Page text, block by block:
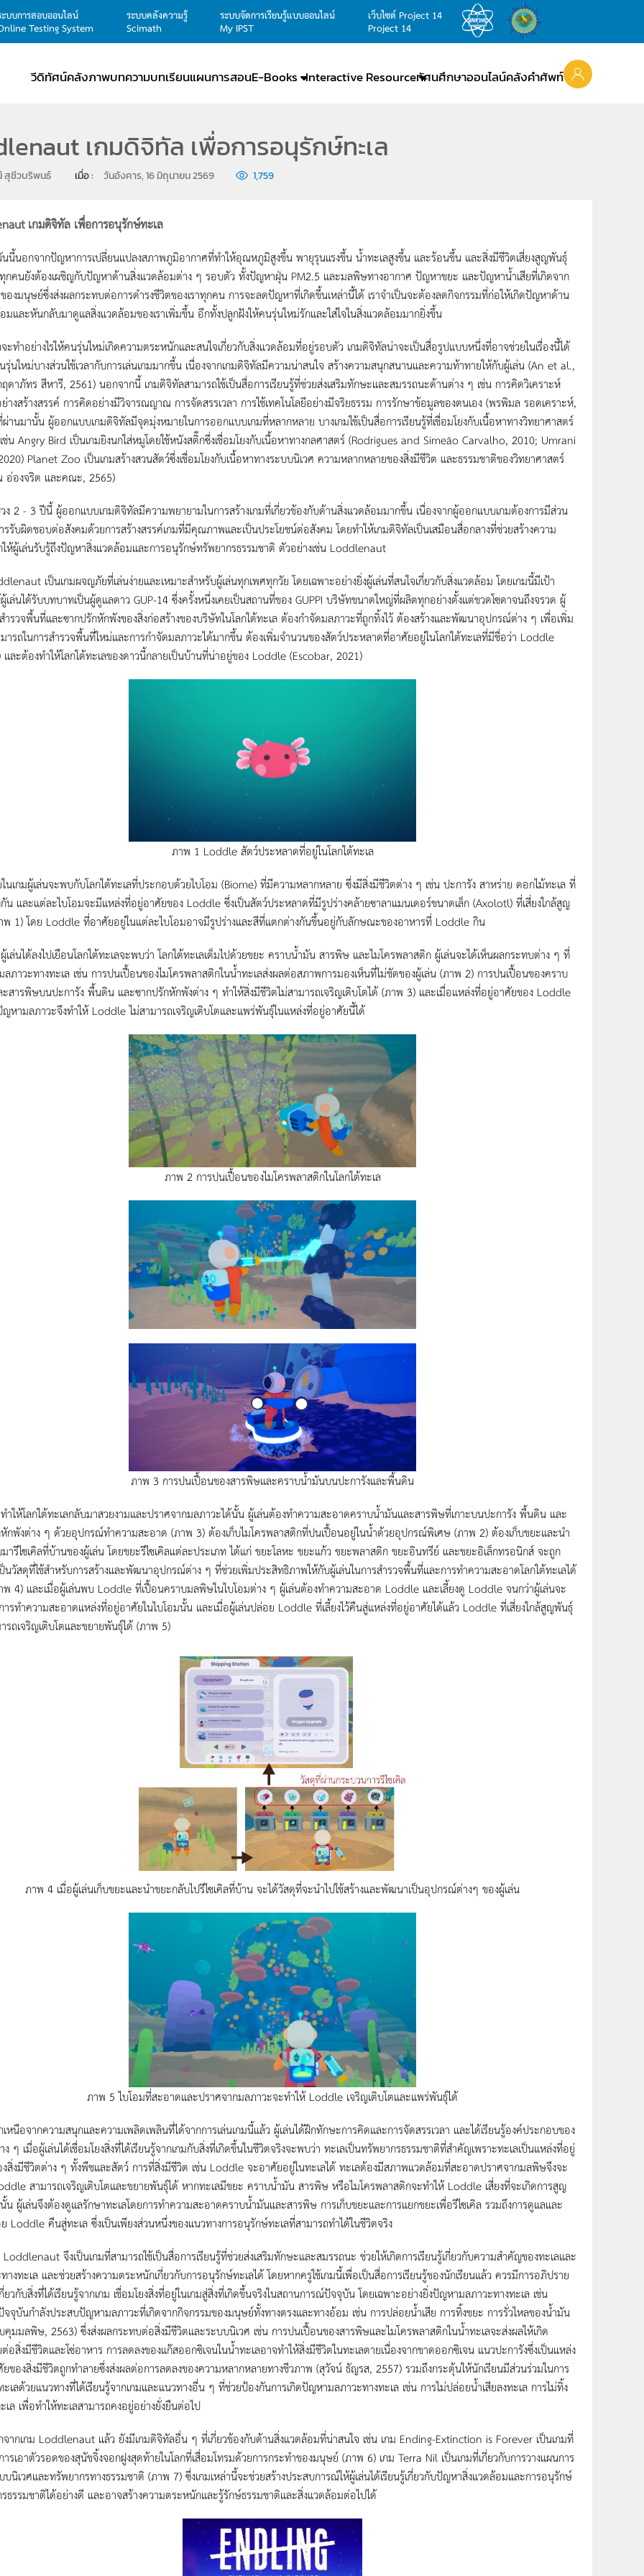
บบการสอบออนไลน์
Testing System
ระบบคลังความรู้
Scimath
ระบบจัดการเรียนรู้แบบออนไลน์
My IPST
เว็บไซต์ Project 14
Project 14
วีดิทัศน์คลังภาพบทความบทเรียนแผนการสอนE-Books Interactive Resourceทัศนศึกษาออนไลน์คลังคำศัพท์
เกมดิจิทัล เพื่อการอนุรักษ์ทะเล
สุชีวบริพนธ์ เมื่อ : วันอังคาร, 16 มิถุนายน 2569 1,759
เกมดิจิทัล เพื่อการอนุรักษ์ทะเล
นอกจากปัญหาการเปลี่ยนแปลงสภาพภูมิอากาศที่ทำให้อุณหภูมิสูงขึ้น พายุรุนแรงขึ้น น้ำทะเลสูงขึ้น และร้อนขึ้น และสิ่งมีชีวิตเสี่ยงสูญพันธุ์
กคนยังต้องเผชิญกับปัญหาด้านสิ่งแวดล้อมต่าง ๆ รอบตัว ทั้งปัญหาฝุ่น PM2.5 และมลพิษทางอากาศ ปัญหาขยะ และปัญหาน้ำเสียที่เกิดจาก
องมนุษย์ซึ่งส่งผลกระทบต่อการดำรงชีวิตของเราทุกคน การจะลดปัญหาที่เกิดขึ้นเหล่านี้ได้ เราจำเป็นจะต้องลดกิจกรรมที่ก่อให้เกิดปัญหาด้าน
มและหันกลับมาดูแลสิ่งแวดล้อมของเราเพิ่มขึ้น อีกทั้งปลูกฝังให้คนรุ่นใหม่รักและใส่ใจในสิ่งแวดล้อมมากยิ่งขึ้น
ทำอย่างไรให้คนรุ่นใหม่เกิดความตระหนักและสนใจเกี่ยวกับสิ่งแวดล้อมที่อยู่รอบตัว เกมดิจิทัลน่าจะเป็นสื่อรูปแบบหนึ่งที่อาจช่วยในเรื่องนี้ได้
รุ่นใหม่บางส่วนใช้เวลากับการเล่นเกมมากขึ้น เนื่องจากเกมดิจิทัลมีความน่าสนใจ สร้างความสนุกสนานและความท้าทายให้กับผู้เล่น (An et al.,
ดาภัทร สีหารี, 2561) นอกจากนี้ เกมดิจิทัลสามารถใช้เป็นสื่อการเรียนรู้ที่ช่วยส่งเสริมทักษะและสมรรถนะด้านต่าง ๆ เช่น การคิดวิเคราะห์
างสร้างสรรค์ การคิดอย่างมีวิจารณญาณ การจัดสรรเวลา การใช้เทคโนโลยีอย่างมีจริยธรรม การรักษาข้อมูลของตนเอง (พรพิมล รอดเคราะห์,
านมานั้น ผู้ออกแบบเกมดิจิทัลมีจุดมุ่งหมายในการออกแบบเกมที่หลากหลาย บางเกมใช้เป็นสื่อการเรียนรู้ที่เชื่อมโยงกับเนื้อหาทางวิทยาศาสตร์
ช่น Angry Bird เป็นเกมยิงนกใส่หมูโดยใช้หนังสติ๊กซึ่งเชื่อมโยงกับเนื้อหาทางกลศาสตร์ (Rodrigues and Simeão Carvalho, 2010; Umrani
Planet Zoo เป็นเกมสร้างสวนสัตว์ซึ่งเชื่อมโยงกับเนื้อหาทางระบบนิเวศ ความหลากหลายของสิ่งมีชีวิต และธรรมชาติของวิทยาศาสตร์
อ่องจริต และคณะ, 2565)
2 - 3 ปีนี้ ผู้ออกแบบเกมดิจิทัลมีความพยายามในการสร้างเกมที่เกี่ยวข้องกับด้านสิ่งแวดล้อมมากขึ้น เนื่องจากผู้ออกแบบเกมต้องการมีส่วน
รรับผิดชอบต่อสังคมด้วยการสร้างสรรค์เกมที่มีคุณภาพและเป็นประโยชน์ต่อสังคม โดยทำให้เกมดิจิทัลเป็นเสมือนสื่อกลางที่ช่วยสร้างความ
ห้ผู้เล่นรับรู้ถึงปัญหาสิ่งแวดล้อมและการอนุรักษ์ทรัพยากรธรรมชาติ ตัวอย่างเช่น Loddlenaut
เป็นเกมผจญภัยที่เล่นง่ายและเหมาะสำหรับผู้เล่นทุกเพศทุกวัย โดยเฉพาะอย่างยิ่งผู้เล่นที่สนใจเกี่ยวกับสิ่งแวดล้อม โดยเกมนี้มีเป้า
เล่นได้รับบทบาทเป็นผู้ดูแลดาว GUP-14 ซึ่งครั้งหนึ่งเคยเป็นสถานที่ของ GUPPI บริษัทขนาดใหญ่ที่ผลิตทุกอย่างตั้งแต่ขวดโซดาจนถึงจรวด ผู้
ำรวจพื้นที่และซากปรักหักพังของสิ่งก่อสร้างของบริษัทในโลกใต้ทะเล ต้องกำจัดมลภาวะที่ถูกทิ้งไว้ ต้องสร้างและพัฒนาอุปกรณ์ต่าง ๆ เพื่อเพิ่ม
ารถในการสำรวจพื้นที่ใหม่และการกำจัดมลภาวะได้มากขึ้น ต้องเพิ่มจำนวนของสัตว์ประหลาดที่อาศัยอยู่ในโลกใต้ทะเลที่มีชื่อว่า Loddle
ละต้องทำให้โลกใต้ทะเลของดาวนี้กลายเป็นบ้านที่น่าอยู่ของ Loddle (Escobar, 2021)
ภาพ 1 Loddle สัตว์ประหลาดที่อยู่ในโลกใต้ทะเล
เกมผู้เล่นจะพบกับโลกใต้ทะเลที่ประกอบด้วยไบโอม (Biome) ที่มีความหลากหลาย ซึ่งมีสิ่งมีชีวิตต่าง ๆ เช่น ปะการัง สาหร่าย ดอกไม้ทะเล ที่
น และแต่ละไบโอมจะมีแหล่งที่อยู่อาศัยของ Loddle ซึ่งเป็นสัตว์ประหลาดที่มีรูปร่างคล้ายซาลาแมนเดอร์ขนาดเล็ก (Axolotl) ที่เสี่ยงใกล้สูญ
1) โดย Loddle ที่อาศัยอยู่ในแต่ละไบโอมอาจมีรูปร่างและสีที่แตกต่างกันขึ้นอยู่กับลักษณะของอาหารที่ Loddle กิน
ล่นได้ลงไปเยือนโลกใต้ทะเลจะพบว่า โลกใต้ทะเลเต็มไปด้วยขยะ คราบน้ำมัน สารพิษ และไมโครพลาสติก ผู้เล่นจะได้เห็นผลกระทบต่าง ๆ ที่
ลภาวะทางทะเล เช่น การปนเปื้อนของไมโครพลาสติกในน้ำทะเลส่งผลต่อสภาพการมองเห็นที่ไม่ชัดของผู้เล่น (ภาพ 2) การปนเปื้อนของคราบ
สารพิษบนปะการัง พื้นดิน และซากปรักหักพังต่าง ๆ ทำให้สิ่งมีชีวิตไม่สามารถเจริญเติบโตได้ (ภาพ 3) และเมื่อแหล่งที่อยู่อาศัยของ Loddle
หามลภาวะจึงทำให้ Loddle ไม่สามารถเจริญเติบโตและแพร่พันธุ์ในแหล่งที่อยู่อาศัยนี้ได้
ภาพ 2 การปนเปื้อนของไมโครพลาสติกในโลกใต้ทะเล
ภาพ 3 การปนเปื้อนของสารพิษและคราบน้ำมันบนปะการังและพื้นดิน
ให้โลกใต้ทะเลกลับมาสวยงามและปราศจากมลภาวะได้นั้น ผู้เล่นต้องทำความสะอาดคราบน้ำมันและสารพิษที่เกาะบนปะการัง พื้นดิน และ
กพังต่าง ๆ ด้วยอุปกรณ์ทำความสะอาด (ภาพ 3) ต้องเก็บไมโครพลาสติกที่ปนเปื้อนอยู่ในน้ำด้วยอุปกรณ์พิเศษ (ภาพ 2) ต้องเก็บขยะและนำ
ารีไซเคิลที่บ้านของผู้เล่น โดยขยะรีไซเคิลแต่ละประเภท ได้แก่ ขยะโลหะ ขยะแก้ว ขยะพลาสติก ขยะอินทรีย์ และขยะอิเล็กทรอนิกส์ จะถูก
นวัสดุที่ใช้สำหรับการสร้างและพัฒนาอุปกรณ์ต่าง ๆ ที่ช่วยเพิ่มประสิทธิภาพให้กับผู้เล่นในการสำรวจพื้นที่และการทำความสะอาดโลกใต้ทะเลได้
4) และเมื่อผู้เล่นพบ Loddle ที่เปื้อนคราบมลพิษในไบโอมต่าง ๆ ผู้เล่นต้องทำความสะอาด Loddle และเลี้ยงดู Loddle จนกว่าผู้เล่นจะ
ารทำความสะอาดแหล่งที่อยู่อาศัยในไบโอมนั้น และเมื่อผู้เล่นปล่อย Loddle ที่เลี้ยงไว้คืนสู่แหล่งที่อยู่อาศัยได้แล้ว Loddle ที่เสี่ยงใกล้สูญพันธุ์
รถเจริญเติบโตและขยายพันธุ์ได้ (ภาพ 5)
ภาพ 4 เมื่อผู้เล่นเก็บขยะและนำขยะกลับไปรีไซเคิลที่บ้าน จะได้วัสดุที่จะนำไปใช้สร้างและพัฒนาเป็นอุปกรณ์ต่างๆ ของผู้เล่น
ภาพ 5 ไบโอมที่สะอาดและปราศจากมลภาวะจะทำให้ Loddle เจริญเติบโตและแพร่พันธุ์ได้
นือจากความสนุกและความเพลิดเพลินที่ได้จากการเล่นเกมนี้แล้ว ผู้เล่นได้ฝึกทักษะการคิดและการจัดสรรเวลา และได้เรียนรู้องค์ประกอบของ
ง ๆ เมื่อผู้เล่นได้เชื่อมโยงสิ่งที่ได้เรียนรู้จากเกมกับสิ่งที่เกิดขึ้นในชีวิตจริงจะพบว่า ทะเลเป็นทรัพยากรธรรมชาติที่สำคัญเพราะทะเลเป็นแหล่งที่อยู่
สิ่งมีชีวิตต่าง ๆ ทั้งพืชและสัตว์ การที่สิ่งมีชีวิต เช่น Loddle จะอาศัยอยู่ในทะเลได้ ทะเลต้องมีสภาพแวดล้อมที่สะอาดปราศจากมลพิษจึงจะ
สามารถเจริญเติบโตและขยายพันธุ์ได้ หากทะเลมีขยะ คราบน้ำมัน สารพิษ หรือไมโครพลาสติกจะทำให้ Loddle เสี่ยงที่จะเกิดการสูญ
ผู้เล่นจึงต้องดูแลรักษาทะเลโดยการทำความสะอาดคราบน้ำมันและสารพิษ การเก็บขยะและการแยกขยะเพื่อรีไซเคิล รวมถึงการดูแลและ
Loddle คืนสู่ทะเล ซึ่งเป็นเพียงส่วนหนึ่งของแนวทางการอนุรักษ์ทะเลที่สามารถทำได้ในชีวิตจริง
จึงเป็นเกมที่สามารถใช้เป็นสื่อการเรียนรู้ที่ช่วยส่งเสริมทักษะและสมรรถนะ ช่วยให้เกิดการเรียนรู้เกี่ยวกับความสำคัญของทะเลและ
างทะเล และช่วยสร้างความตระหนักเกี่ยวกับการอนุรักษ์ทะเลได้ โดยหากครูใช้เกมนี้เพื่อเป็นสื่อการเรียนรู้ของนักเรียนแล้ว ควรมีการอภิปราย
ยวกับสิ่งที่ได้เรียนรู้จากเกม เชื่อมโยงสิ่งที่อยู่ในเกมสู่สิ่งที่เกิดขึ้นจริงในสถานการณ์ปัจจุบัน โดยเฉพาะอย่างยิ่งปัญหามลภาวะทางทะเล เช่น
จจุบันกำลังประสบปัญหามลภาวะที่เกิดจากกิจกรรมของมนุษย์ทั้งทางตรงและทางอ้อม เช่น การปล่อยน้ำเสีย การทิ้งขยะ การรั่วไหลของน้ำมัน
คุมมลพิษ, 2563) ซึ่งส่งผลกระทบต่อสิ่งมีชีวิตและระบบนิเวศ เช่น การปนเปื้อนของสารพิษและไมโครพลาสติกในน้ำทะเลจะส่งผลให้เกิด
อสิ่งมีชีวิตและโซ่อาหาร การลดลงของแก๊สออกซิเจนในน้ำทะเลอาจทำให้สิ่งมีชีวิตในทะเลตายเนื่องจากขาดออกซิเจน แนวปะการังซึ่งเป็นแหล่ง
ของสิ่งมีชีวิตถูกทำลายซึ่งส่งผลต่อการลดลงของความหลากหลายทางชีวภาพ (สุวัจน์ ธัญรส, 2557) รวมถึงกระตุ้นให้นักเรียนมีส่วนร่วมในการ
เลด้วยแนวทางที่ได้เรียนรู้จากเกมและแนวทางอื่น ๆ ที่ช่วยป้องกันการเกิดปัญหามลภาวะทางทะเล เช่น การไม่ปล่อยน้ำเสียลงทะเล การไม่ทิ้ง
เล เพื่อทำให้ทะเลสามารถคงอยู่อย่างยั่งยืนต่อไป
กเกม Loddlenaut แล้ว ยังมีเกมดิจิทัลอื่น ๆ ที่เกี่ยวข้องกับด้านสิ่งแวดล้อมที่น่าสนใจ เช่น เกม Ending-Extinction is Forever เป็นเกมที่
ารเอาตัวรอดของสุนัขจิ้งจอกฝูงสุดท้ายในโลกที่เสื่อมโทรมด้วยการกระทำของมนุษย์ (ภาพ 6) เกม Terra Nil เป็นเกมที่เกี่ยวกับการวางแผนการ
นิเวศและทรัพยากรทางธรรมชาติ (ภาพ 7) ซึ่งเกมเหล่านี้จะช่วยสร้างประสบการณ์ให้ผู้เล่นได้เรียนรู้เกี่ยวกับปัญหาสิ่งแวดล้อมและการอนุรักษ์
ธรรมชาติได้อย่างดี และอาจสร้างความตระหนักและรู้รักษ์ธรรมชาติและสิ่งแวดล้อมต่อไปได้